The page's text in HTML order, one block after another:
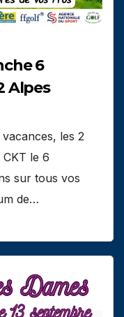
6
Alpes
les 2
le 6
sur tous vos
de…